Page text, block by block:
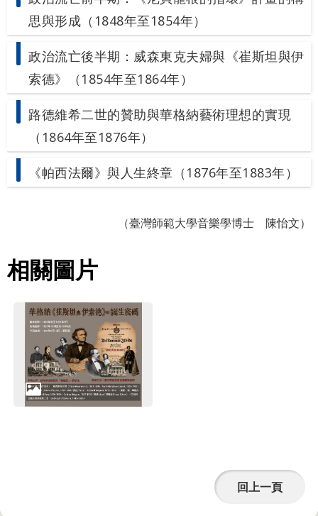
思與形成（1848年至1854年）
政治流亡後半期：威森東克夫婦與《崔斯坦與伊
索德》（1854年至1864年）
路德維希二世的贊助與華格納藝術理想的實現
（1864年至1876年）
《帕西法爾》與人生終章（1876年至1883年）
（臺灣師範大學音樂學博士 陳怡文）
相關圖片
回上一頁